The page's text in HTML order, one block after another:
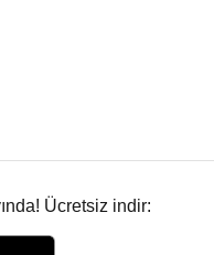
Ücretsiz indir: